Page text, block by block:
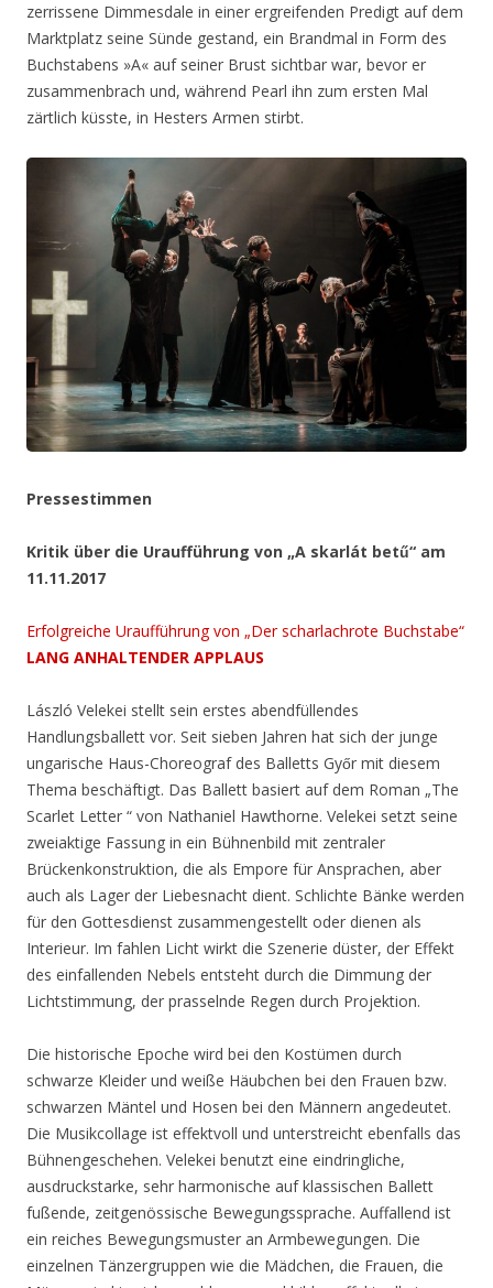
zerrissene Dimmesdale in einer ergreifenden Predigt auf dem
Marktplatz seine Sünde gestand, ein Brandmal in Form des
Buchstabens »A« auf seiner Brust sichtbar war, bevor er
zusammenbrach und, während Pearl ihn zum ersten Mal
zärtlich küsste, in Hesters Armen stirbt.
Pressestimmen
Kritik über die Uraufführung von „A skarlát betű“ am
11.11.2017
Erfolgreiche Uraufführung von „Der scharlachrote Buchstabe“
LANG ANHALTENDER APPLAUS
László Velekei stellt sein erstes abendfüllendes
Handlungsballett vor. Seit sieben Jahren hat sich der junge
ungarische Haus-Choreograf des Balletts Győr mit diesem
Thema beschäftigt. Das Ballett basiert auf dem Roman „The
Scarlet Letter “ von Nathaniel Hawthorne. Velekei setzt seine
zweiaktige Fassung in ein Bühnenbild mit zentraler
Brückenkonstruktion, die als Empore für Ansprachen, aber
auch als Lager der Liebesnacht dient. Schlichte Bänke werden
für den Gottesdienst zusammengestellt oder dienen als
Interieur. Im fahlen Licht wirkt die Szenerie düster, der Effekt
des einfallenden Nebels entsteht durch die Dimmung der
Lichtstimmung, der prasselnde Regen durch Projektion.
Die historische Epoche wird bei den Kostümen durch
schwarze Kleider und weiße Häubchen bei den Frauen bzw.
schwarzen Mäntel und Hosen bei den Männern angedeutet.
Die Musikcollage ist effektvoll und unterstreicht ebenfalls das
Bühnengeschehen. Velekei benutzt eine eindringliche,
ausdruckstarke, sehr harmonische auf klassischen Ballett
fußende, zeitgenössische Bewegungssprache. Auffallend ist
ein reiches Bewegungsmuster an Armbewegungen. Die
einzelnen Tänzergruppen wie die Mädchen, die Frauen, die